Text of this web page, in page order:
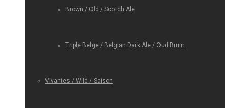
Brown / Old / Scotch Ale
Triple Belge / Belgian Dark Ale / Oud Bruin
Vivantes / Wild / Saison